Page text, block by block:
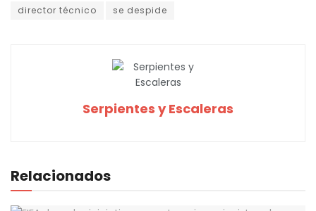
director técnico
se despide
Serpientes y Escaleras
Relacionados